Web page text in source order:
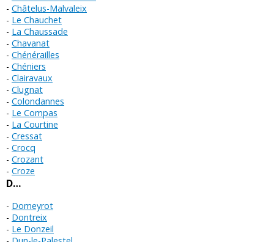
Châtelus-Malvaleix
Le Chauchet
La Chaussade
Chavanat
Chénérailles
Chéniers
Clairavaux
Clugnat
Colondannes
Le Compas
La Courtine
Cressat
Crocq
Crozant
Croze
D…
Domeyrot
Dontreix
Le Donzeil